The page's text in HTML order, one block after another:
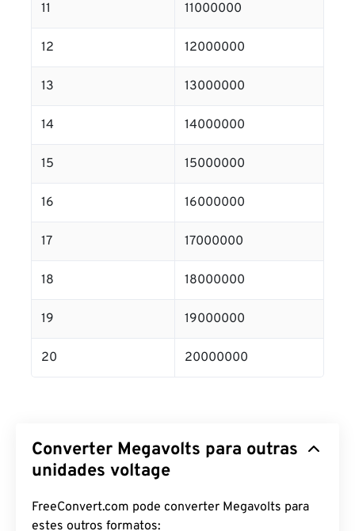
11 11000000
12 12000000
13 13000000
14 14000000
15 15000000
16 16000000
17 17000000
18 18000000
19 19000000
20 20000000
Converter Megavolts para outras
unidades voltage
FreeConvert.com pode converter Megavolts para
estes outros formatos: